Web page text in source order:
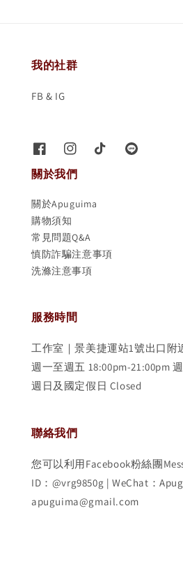
我的社群
FB & IG
關於我們
關於Apuguima
購物須知
常見問題Q&A
慎防詐騙注意事項
洗滌注意事項
服務時間
工作室｜景美捷運站1號出口附
週一至週五 18:00pm-21:00pm
週日及國定假日 Closed
聯絡我們
您可以利用Facebook粉絲團
ID：@vrg9850g | WeChat：
apuguima@gmail.com